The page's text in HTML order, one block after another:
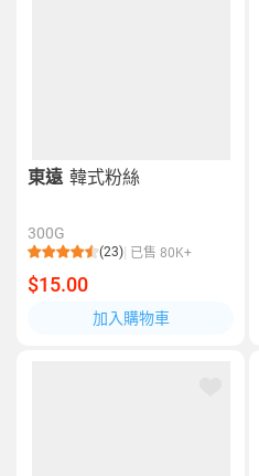
東遠 韓式粉絲
300G
(23) 已售 80K+
$15.00
加入購物車